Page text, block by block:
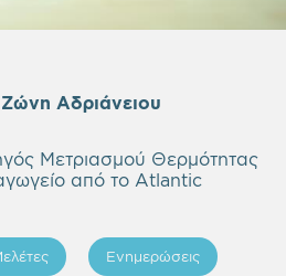
Αδριάνειου
Μετριασμού Θερμότητας
από το Atlantic
Ενημερώσεις